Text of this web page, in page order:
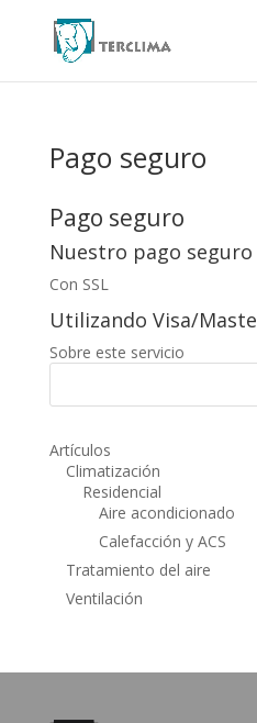
Pago seguro
Pago seguro
Nuestro pago seguro
Con SSL
Utilizando Visa/
Sobre este servicio
Artículos
Climatización
Residencial
Aire acondicionado
Calefacción y ACS
Tratamiento del aire
Ventilación